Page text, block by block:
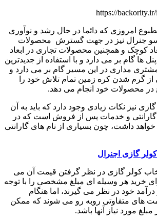
امروزی که دائما در حال رشد و نوآوری
جنرال نیز در جهت گسترش محصولات
کوچک و همچنین محصولات تجاری در ابعاد
ها گام بر می دارد و با استفاده از جدیدترین
مداری در این مسیر گام بر می دارد و
از گرم شدن کره زمین تمام تلاش خود را
در محصولات خود انجام می دهد.
نیز نکات زیادی وجود دارد که باید به آن
گارانتی و خدمات پس از فروش است که در
خواهد داشت، چون بسیاری از نام های گارانتی
گازی اجنرال
کولر گازی در نظر گرفتن قیمت آن می
خرید هر وسیله ای مبلغ مشخصی را با توجه
خود در نظر می گیرند، اما هنگام
های متفاوتی روبه رو می شوند که ممکن
مورد نیاز آنها باشد.